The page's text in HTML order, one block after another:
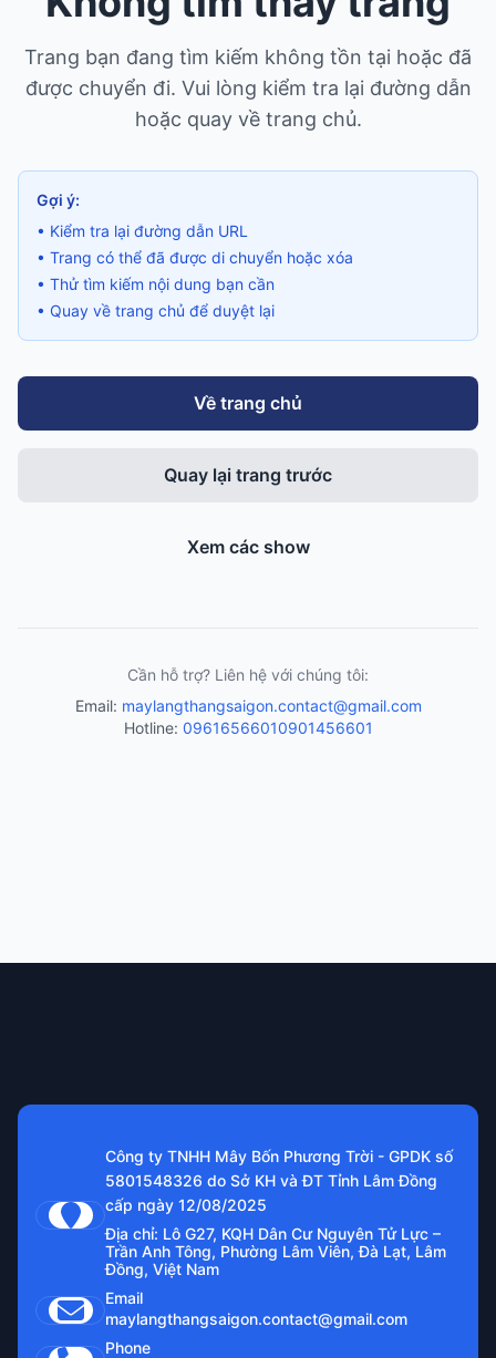
Trang bạn đang tìm kiếm không tồn tại hoặc đã
được chuyển đi. Vui lòng kiểm tra lại đường dẫn
hoặc quay về trang chủ.
Gợi ý:
• Kiểm tra lại đường dẫn URL
• Trang có thể đã được di chuyển hoặc xóa
• Thử tìm kiếm nội dung bạn cần
• Quay về trang chủ để duyệt lại
Về trang chủ
Quay lại trang trước
Xem các show
Cần hỗ trợ? Liên hệ với chúng tôi:
Email: maylangthangsaigon.contact@gmail.com
Hotline: 09616566010901456601
Công ty TNHH Mây Bốn Phương Trời - GPDK số
5801548326 do Sở KH và ĐT Tỉnh Lâm Đồng
cấp ngày 12/08/2025
Địa chỉ: Lô G27, KQH Dân Cư Nguyên Tử Lực –
Trần Anh Tông, Phường Lâm Viên, Đà Lạt, Lâm
Đồng, Việt Nam
Email
maylangthangsaigon.contact@gmail.com
Phone